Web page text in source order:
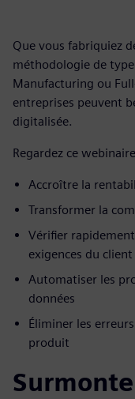
Que vous fabriquiez
méthodologie de
Manufacturing ou
entreprises peuvent
digitalisée.
Regardez ce
Accroître la
Transformer la
Vérifier
exigences du client
Automatiser les
données
Éliminer les
produit